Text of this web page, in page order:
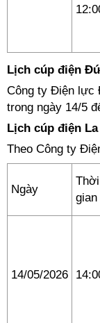
Lịch cúp điện
Công ty Điện lực
trong ngày 14/5
Lịch cúp điện La
Theo Công ty
Ngày
Thời
14/05/2026